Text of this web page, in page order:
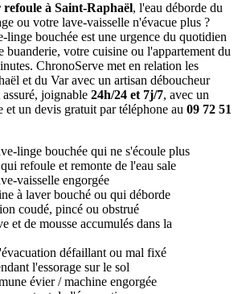
refoule à Saint-Raphaël, l'eau déborde du
ou votre lave-vaisselle n'évacue plus ?
linge bouchée est une urgence du quotidien
buanderie, votre cuisine ou l'appartement du
ChronoServe met en relation les
et du Var avec un artisan déboucheur
joignable 24h/24 et 7j/7, avec un
et un devis gratuit par téléphone au 09 72 51
linge bouchée qui ne s'écoule plus
refoule et remonte de l'eau sale
vaisselle engorgée
à laver bouché ou qui déborde
coudé, pincé ou obstrué
et de mousse accumulés dans la
défaillant ou mal fixé
l'essorage sur le sol
évier / machine engorgée